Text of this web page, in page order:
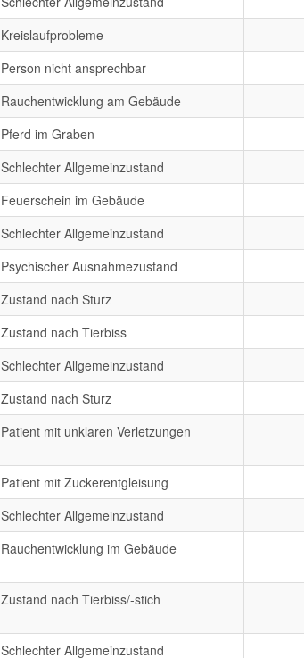
Kreislaufprobleme
Person nicht ansprechbar
Rauchentwicklung am Gebäude
Pferd im Graben
Schlechter Allgemeinzustand
Feuerschein im Gebäude
Schlechter Allgemeinzustand
Psychischer Ausnahmezustand
Zustand nach Sturz
Zustand nach Tierbiss
Schlechter Allgemeinzustand
Zustand nach Sturz
Patient mit unklaren Verletzungen
Patient mit Zuckerentgleisung
Schlechter Allgemeinzustand
Rauchentwicklung im Gebäude
Zustand nach Tierbiss/-stich
Schlechter Allgemeinzustand